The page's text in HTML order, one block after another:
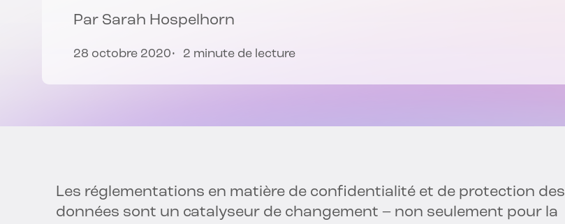
Par Sarah Hospelhorn
28 octobre 2020 2 minute de lecture
Les réglementations en matière de confidentialité et de protection des
données sont un catalyseur de changement – non seulement pour la